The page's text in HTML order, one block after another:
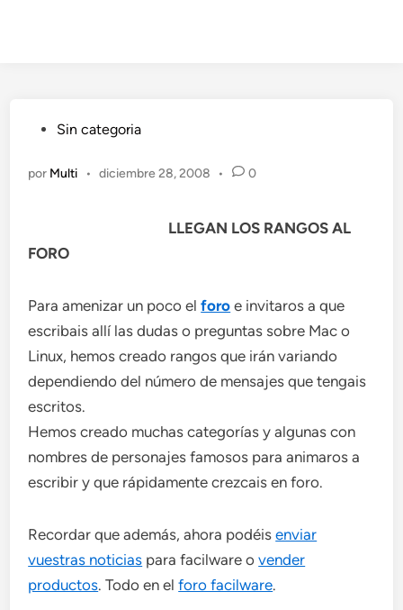
Publicado
Sin categoria
por Multi • diciembre 28, 2008 • 0
LLEGAN LOS RANGOS AL
FORO
Para amenizar un poco elforo e invitaros a que
escribais allí las dudas o preguntas sobre Mac o
Linux, hemos creado rangos que irán variando
dependiendo del número de mensajes que tengais
escritos.
Hemos creado muchas categorías y algunas con
nombres de personajes famosos para animaros a
escribir y que rápidamente crezcais en foro.
Recordar que además, ahora podéisenviar
vuestras noticias para facilware ovender
productos. Todo en elforo facilware.